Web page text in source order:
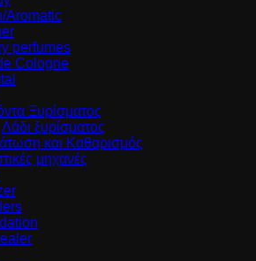
Aromatic
perfumes
Cologne
Ξυρίσματος
Λάδι ξυρίσματος
και Καθαρισμός
μηχανές